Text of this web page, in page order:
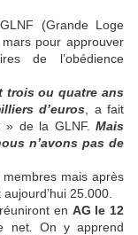
(Grande Loge
pour approuver
de l’obédience
trois ou quatre ans
d’euros , a fait
» de la GLNF. Mais
n’avons pas de
mais après
25.000.
en AG le 12
net. On y apprend